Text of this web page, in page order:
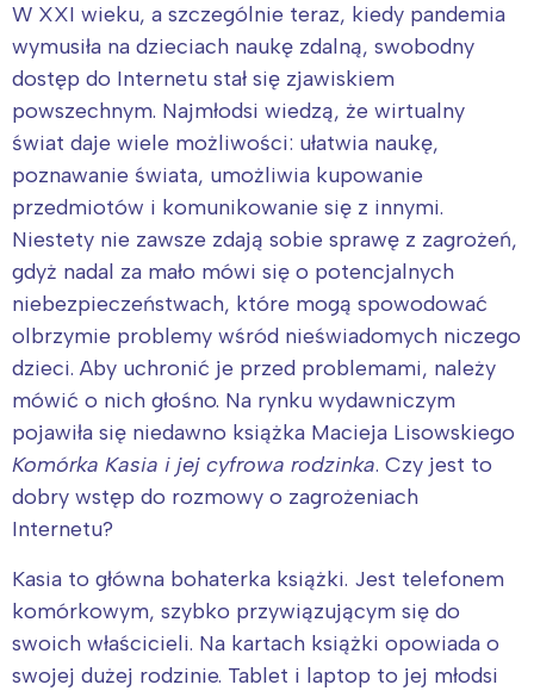
W XXI wieku, a szczególnie teraz, kiedy pandemia
wymusiła na dzieciach naukę zdalną, swobodny
dostęp do Internetu stał się zjawiskiem
powszechnym. Najmłodsi wiedzą, że wirtualny
świat daje wiele możliwości: ułatwia naukę,
poznawanie świata, umożliwia kupowanie
przedmiotów i komunikowanie się z innymi.
Niestety nie zawsze zdają sobie sprawę z zagrożeń,
gdyż nadal za mało mówi się o potencjalnych
niebezpieczeństwach, które mogą spowodować
olbrzymie problemy wśród nieświadomych niczego
dzieci. Aby uchronić je przed problemami, należy
mówić o nich głośno. Na rynku wydawniczym
pojawiła się niedawno książka Macieja Lisowskiego
Komórka Kasia i jej cyfrowa rodzinka. Czy jest to
dobry wstęp do rozmowy o zagrożeniach
Internetu?
Kasia to główna bohaterka książki. Jest telefonem
komórkowym, szybko przywiązującym się do
swoich właścicieli. Na kartach książki opowiada o
swojej dużej rodzinie. Tablet i laptop to jej młodsi